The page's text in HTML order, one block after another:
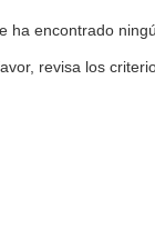
ha encontrado
revisa los